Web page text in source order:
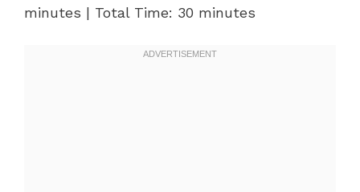
minutes | Total Time: 30 minutes